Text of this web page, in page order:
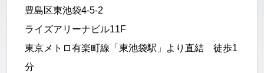
豊島区東池袋4-5-2
ライズアリーナビル11F
東京メトロ有楽町線「東池袋駅」より直結 徒歩1
分